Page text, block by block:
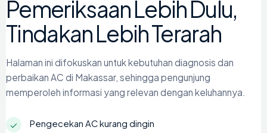
Pemeriksaan Lebih Dulu,
Tindakan Lebih Terarah
Halaman ini difokuskan untuk kebutuhan diagnosis dan
perbaikan AC di Makassar, sehingga pengunjung
memperoleh informasi yang relevan dengan keluhannya.
✓ Pengecekan AC kurang dingin